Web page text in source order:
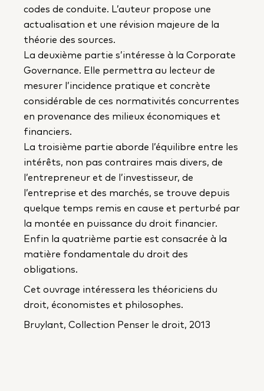
codes de conduite. L’auteur propose une
actualisation et une révision majeure de la
théorie des sources.
La deuxième partie s’intéresse à la Corporate
Governance. Elle permettra au lecteur de
mesurer l’incidence pratique et concrète
considérable de ces normativités concurrentes
en provenance des milieux économiques et
financiers.
La troisième partie aborde l’équilibre entre les
intérêts, non pas contraires mais divers, de
l’entrepreneur et de l’investisseur, de
l’entreprise et des marchés, se trouve depuis
quelque temps remis en cause et perturbé par
la montée en puissance du droit financier.
Enfin la quatrième partie est consacrée à la
matière fondamentale du droit des
obligations.
Cet ouvrage intéressera les théoriciens du
droit, économistes et philosophes.
Bruylant, Collection Penser le droit, 2013